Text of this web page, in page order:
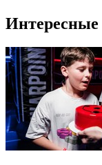
Интересные